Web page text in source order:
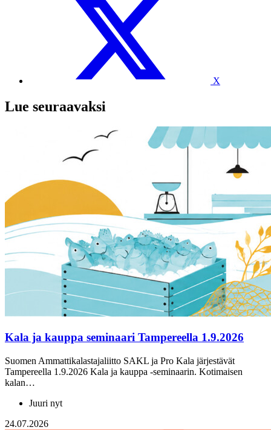
X
Lue seuraavaksi
Kala ja kauppa seminaari Tampereella 1.9.2026
Suomen Ammattikalastajaliitto SAKL ja Pro Kala järjestävät
Tampereella 1.9.2026 Kala ja kauppa -seminaarin. Kotimaisen
kalan…
Juuri nyt
24.07.2026